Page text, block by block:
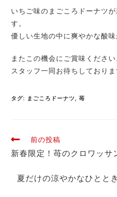
いちご味のまごころドーナツ
す。
優しい生地の中に爽やかな酸味
またこの機会にご賞味ください
スタッフ一同お待ちしておりま
タグ: まごころドーナツ, 苺
前の投稿
新春限定！苺のクロワッサ
夏だけの涼やかなひとと